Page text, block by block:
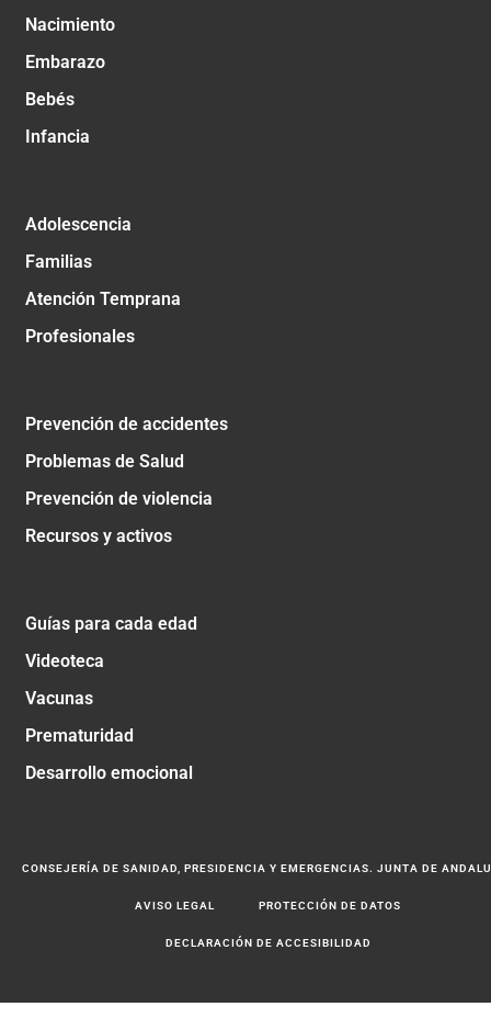
Nacimiento
Embarazo
Bebés
Infancia
Adolescencia
Familias
Atención Temprana
Profesionales
Prevención de accidentes
Problemas de Salud
Prevención de violencia
Recursos y activos
Guías para cada edad
Videoteca
Vacunas
Prematuridad
Desarrollo emocional
CONSEJERÍA DE SANIDAD, PRESIDENCIA Y EMERGENCIAS. JUNTA DE
AVISO LEGAL PROTECCIÓN DE DATOS
DECLARACIÓN DE ACCESIBILIDAD